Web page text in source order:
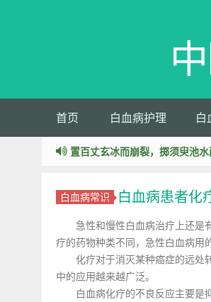
首页 白血病护理 白
置百丈玄冰而崩裂，掷须臾池水
白血病常识 白血病患者化
急性和慢性白血病治疗上还是有
疗的药物种类不同，急性白血病用
化疗对于消灭某种癌症的远处转
中的应用越来越广泛。
白血病化疗的不良反应主要是抑